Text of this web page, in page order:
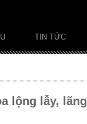
TIN TỨC
lộng lẫy,